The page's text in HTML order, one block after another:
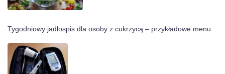
Tygodniowy jadłospis dla osoby z cukrzycą – przykładowe menu